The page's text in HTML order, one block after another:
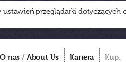
przeglądarki dotyczących
O nas / About Us Kariera Kup: